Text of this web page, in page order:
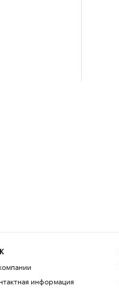
информация